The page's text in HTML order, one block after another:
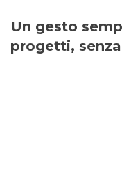
Un gesto
progetti,